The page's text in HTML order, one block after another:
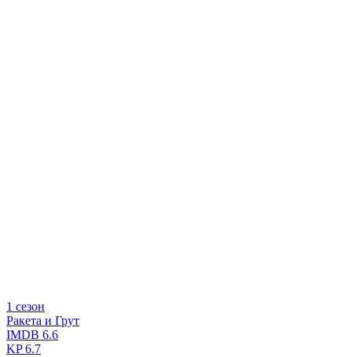
1 сезон
Ракета и Грут
IMDB 6.6
KP6.7